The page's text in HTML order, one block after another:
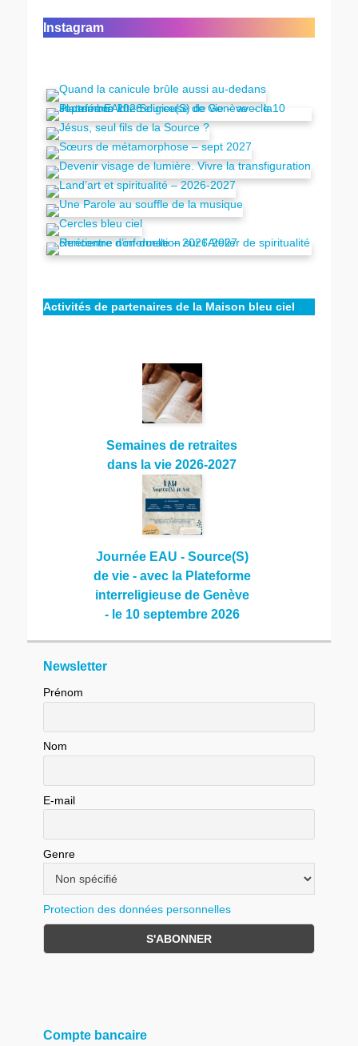
Instagram
Activités de partenaires de la Maison bleu ciel
Semaines de retraites
dans la vie 2026-2027
Journée EAU - Source(S)
de vie - avec la Plateforme
interreligieuse de Genève
- le 10 septembre 2026
Newsletter
Prénom
Nom
E-mail
Genre
Protection des données personnelles
Compte bancaire